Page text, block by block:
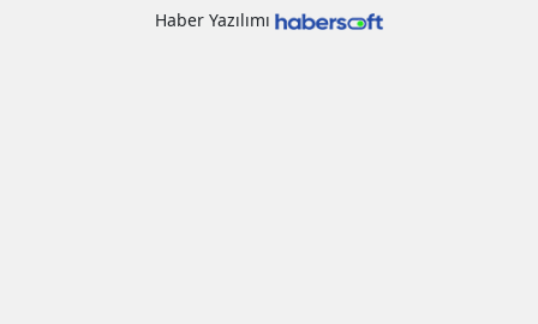
Haber Yazılımı